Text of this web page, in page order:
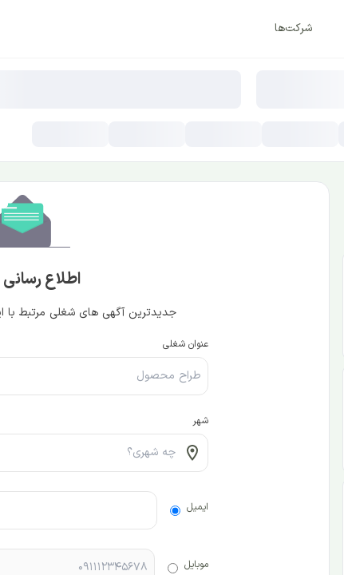
شرکت‌ها
اطلاع
جدیدترین آگهی های شغلی مرتبط با
عنوان شغلی
شهر
ایمیل
موبایل